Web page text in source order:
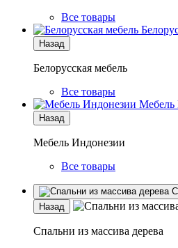
Все товары
Назад
Белорусская мебель
Все товары
Мебель
Назад
Мебель Индонезии
Все товары
Назад
Спальни из массива дерева